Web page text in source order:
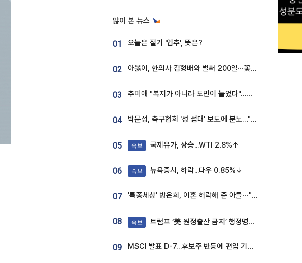
많이 본 뉴스
01 오늘은 절기 '입추', 뜻은?
02 아옳이, 한의사 김형배와 벌써 200일⋯꽃다발 들고 "프러포즈 아냐"
03 추미애 "복지가 아니라 도민이 늘었다"…재정난 책임론 정면돌파
04 박문성, 축구협회 '성 접대' 보도에 분노…"다 말아먹으려고 작정했나"
05 속보 국제유가, 상승...WTI 2.8%↑
06 속보 뉴욕증시, 하락...다우 0.85%↓
07 '특종세상' 방은희, 이혼 허락해 준 아들⋯"너무 잘 커줬다" 오열
08 속보 트럼프 ‘美 원정출산 금지’ 행정명령 서명
09 MSCI 발표 D-7…후보주 반등에 편입 기대 재점화